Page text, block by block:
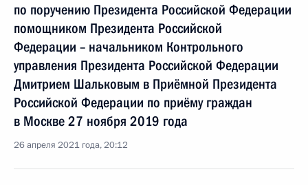
по поручению Президента Российской Федерации
помощником Президента Российской
Федерации – начальником Контрольного
управления Президента Российской Федерации
Дмитрием Шальковым в Приёмной Президента
Российской Федерации по приёму граждан
в Москве 27 ноября 2019 года
26 апреля 2021 года, 20:12